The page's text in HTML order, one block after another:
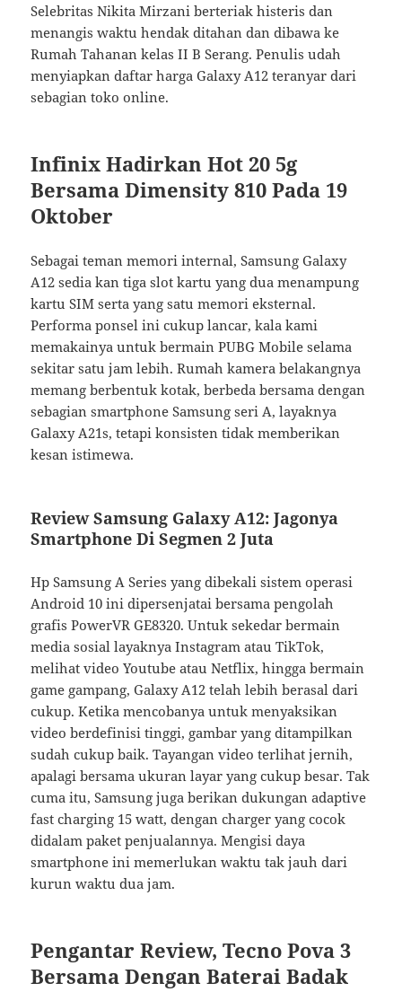
Selebritas Nikita Mirzani berteriak histeris dan
menangis waktu hendak ditahan dan dibawa ke
Rumah Tahanan kelas II B Serang. Penulis udah
menyiapkan daftar harga Galaxy A12 teranyar dari
sebagian toko online.
Infinix Hadirkan Hot 20 5g
Bersama Dimensity 810 Pada 19
Oktober
Sebagai teman memori internal, Samsung Galaxy
A12 sedia kan tiga slot kartu yang dua menampung
kartu SIM serta yang satu memori eksternal.
Performa ponsel ini cukup lancar, kala kami
memakainya untuk bermain PUBG Mobile selama
sekitar satu jam lebih. Rumah kamera belakangnya
memang berbentuk kotak, berbeda bersama dengan
sebagian smartphone Samsung seri A, layaknya
Galaxy A21s, tetapi konsisten tidak memberikan
kesan istimewa.
Review Samsung Galaxy A12: Jagonya
Smartphone Di Segmen 2 Juta
Hp Samsung A Series yang dibekali sistem operasi
Android 10 ini dipersenjatai bersama pengolah
grafis PowerVR GE8320. Untuk sekedar bermain
media sosial layaknya Instagram atau TikTok,
melihat video Youtube atau Netflix, hingga bermain
game gampang, Galaxy A12 telah lebih berasal dari
cukup. Ketika mencobanya untuk menyaksikan
video berdefinisi tinggi, gambar yang ditampilkan
sudah cukup baik. Tayangan video terlihat jernih,
apalagi bersama ukuran layar yang cukup besar. Tak
cuma itu, Samsung juga berikan dukungan adaptive
fast charging 15 watt, dengan charger yang cocok
didalam paket penjualannya. Mengisi daya
smartphone ini memerlukan waktu tak jauh dari
kurun waktu dua jam.
Pengantar Review, Tecno Pova 3
Bersama Dengan Baterai Badak